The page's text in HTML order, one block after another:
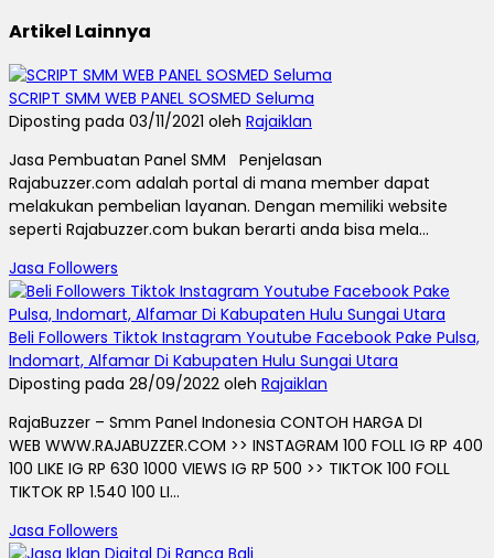
Artikel Lainnya
SCRIPT SMM WEB PANEL SOSMED Seluma
Diposting pada 03/11/2021 oleh Rajaiklan
Jasa Pembuatan Panel SMM Penjelasan
Rajabuzzer.com adalah portal di mana member dapat
melakukan pembelian layanan. Dengan memiliki website
seperti Rajabuzzer.com bukan berarti anda bisa mela...
Jasa Followers
Beli Followers Tiktok Instagram Youtube Facebook Pake Pulsa,
Indomart, Alfamar Di Kabupaten Hulu Sungai Utara
Diposting pada 28/09/2022 oleh Rajaiklan
RajaBuzzer – Smm Panel Indonesia CONTOH HARGA DI
WEB WWW.RAJABUZZER.COM >> INSTAGRAM 100 FOLL IG RP 400
100 LIKE IG RP 630 1000 VIEWS IG RP 500 >> TIKTOK 100 FOLL
TIKTOK RP 1.540 100 LI...
Jasa Followers